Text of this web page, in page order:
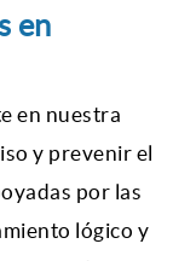
en
en nuestra
y prevenir el
por las
lógico y